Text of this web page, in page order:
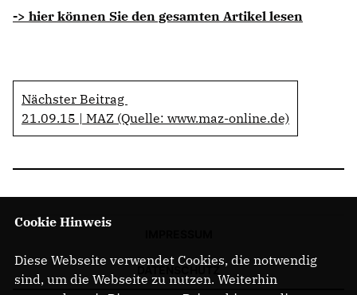
-> hier können Sie den gesamten Artikel lesen
Nächster Beitrag
21.09.15 | MAZ (Quelle: www.maz-online.de)
Cookie Hinweis
Diese Webseite verwendet Cookies, die notwendig
sind, um die Webseite zu nutzen. Weiterhin